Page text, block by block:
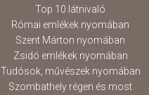
Top 10 látnivaló
Római emlékek nyomában
Szent Márton nyomában
Zsidó emlékek nyomában
Tudósok, művészek nyomában
Szombathely régen és most